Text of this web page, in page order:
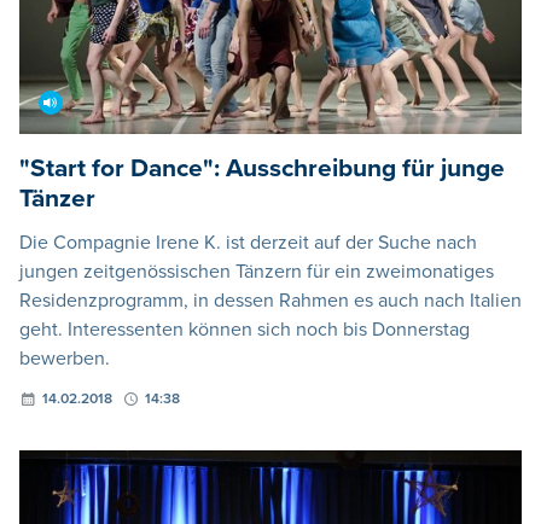
"Start for Dance": Ausschreibung für junge
Tänzer
Die Compagnie Irene K. ist derzeit auf der Suche nach
jungen zeitgenössischen Tänzern für ein zweimonatiges
Residenzprogramm, in dessen Rahmen es auch nach Italien
geht. Interessenten können sich noch bis Donnerstag
bewerben.
14.02.2018 14:38